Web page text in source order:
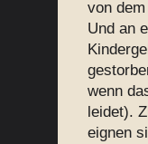
von
Und an
wenn
leidet).
eignen